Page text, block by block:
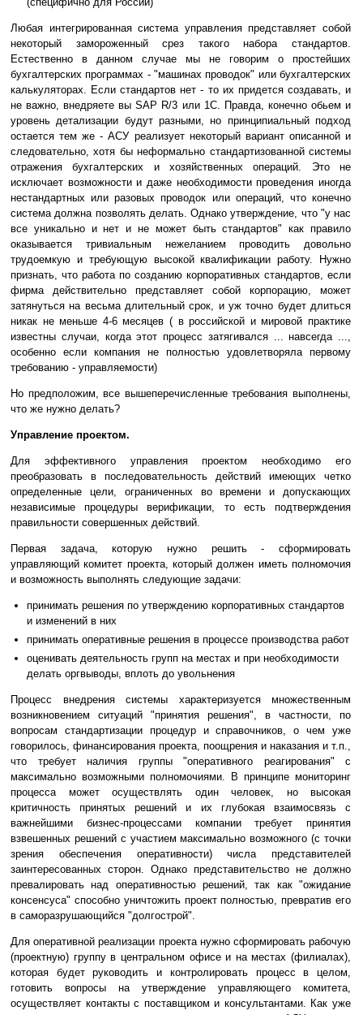
Любая интегрированная система управления представляет собой
некоторый замороженный срез такого набора стандартов.
Естественно в данном случае мы не говорим о простейших
бухгалтерских программах - "машинах проводок" или бухгалтерских
калькуляторах. Если стандартов нет - то их придется создавать, и
не важно, внедряете вы SAP R/3 или 1С. Правда, конечно обьем и
уровень детализации будут разными, но принципиальный подход
остается тем же - АСУ реализует некоторый вариант описанной и
следовательно, хотя бы неформально стандартизованной системы
отражения бухгалтерских и хозяйственных операций. Это не
исключает возможности и даже необходимости проведения иногда
нестандартных или разовых проводок или операций, что конечно
система должна позволять делать. Однако утверждение, что "у нас
все уникально и нет и не может быть стандартов" как правило
оказывается тривиальным нежеланием проводить довольно
трудоемкую и требующую высокой квалификации работу. Нужно
признать, что работа по созданию корпоративных стандартов, если
фирма действительно представляет собой корпорацию, может
затянуться на весьма длительный срок, и уж точно будет длиться
никак не меньше 4-6 месяцев ( в российской и мировой практике
известны случаи, когда этот процесс затягивался ... навсегда ...,
особенно если компания не полностью удовлетворяла первому
требованию - управляемости)
Но предположим, все вышеперечисленные требования выполнены,
что же нужно делать?
Управление проектом.
Для эффективного управления проектом необходимо его
преобразовать в последовательность действий имеющих четко
определенные цели, ограниченных во времени и допускающих
независимые процедуры верификации, то есть подтверждения
правильности совершенных действий.
Первая задача, которую нужно решить - сформировать
управляющий комитет проекта, который должен иметь полномочия
и возможность выполнять следующие задачи:
принимать решения по утверждению корпоративных стандартов
и изменений в них
принимать оперативные решения в процессе производства работ
оценивать деятельность групп на местах и при необходимости
делать оргвыводы, вплоть до увольнения
Процесс внедрения системы характеризуется множественным
возникновением ситуаций "принятия решения", в частности, по
вопросам стандартизации процедур и справочников, о чем уже
говорилось, финансирования проекта, поощрения и наказания и т.п.,
что требует наличия группы "оперативного реагирования" с
максимально возможными полномочиями. В принципе мониторинг
процесса может осуществлять один человек, но высокая
критичность принятых решений и их глубокая взаимосвязь с
важнейшими бизнес-процессами компании требует принятия
взвешенных решений с участием максимально возможного (с точки
зрения обеспечения оперативности) числа представителей
заинтересованных сторон. Однако представительство не должно
превалировать над оперативностью решений, так как "ожидание
консенсуса" способно уничтожить проект полностью, превратив его
в саморазрушающийся "долгострой".
Для оперативной реализации проекта нужно сформировать рабочую
(проектную) группу в центральном офисе и на местах (филиалах),
которая будет руководить и контролировать процесс в целом,
готовить вопросы на утверждение управляющего комитета,
осуществляет контакты с поставщиком и консультантами. Как уже